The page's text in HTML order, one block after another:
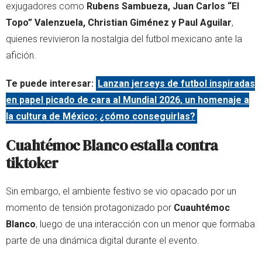
exjugadores como Rubens Sambueza, Juan Carlos “El
Topo” Valenzuela, Christian Giménez y Paul Aguilar,
quienes revivieron la nostalgia del futbol mexicano ante la
afición.
Te puede interesar: Lanzan jerseys de futbol inspiradas
en papel picado de cara al Mundial 2026, un homenaje a
la cultura de México; ¿cómo conseguirlas?
Cuahtémoc Blanco estalla contra
tiktoker
Sin embargo, el ambiente festivo se vio opacado por un
momento de tensión protagonizado por Cuauhtémoc
Blanco, luego de una interacción con un menor que formaba
parte de una dinámica digital durante el evento.